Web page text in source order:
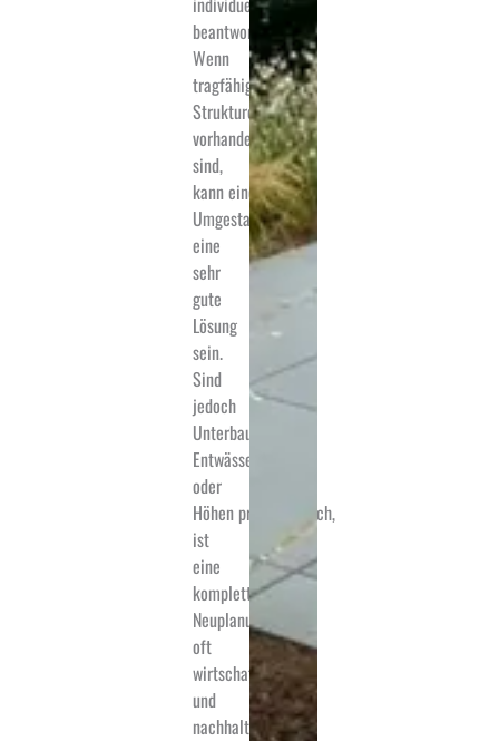
beantworten.
Wenn
tragfähige
Strukturen
vorhanden
sind,
kann eine
Umgestaltung
eine
sehr
gute
Lösung
sein.
Sind
jedoch
Unterbau,
Entwässerung
oder
Höhen problematisch,
ist
eine
komplette
Neuplanung
oft
wirtschaftlicher
und
nachhaltiger.